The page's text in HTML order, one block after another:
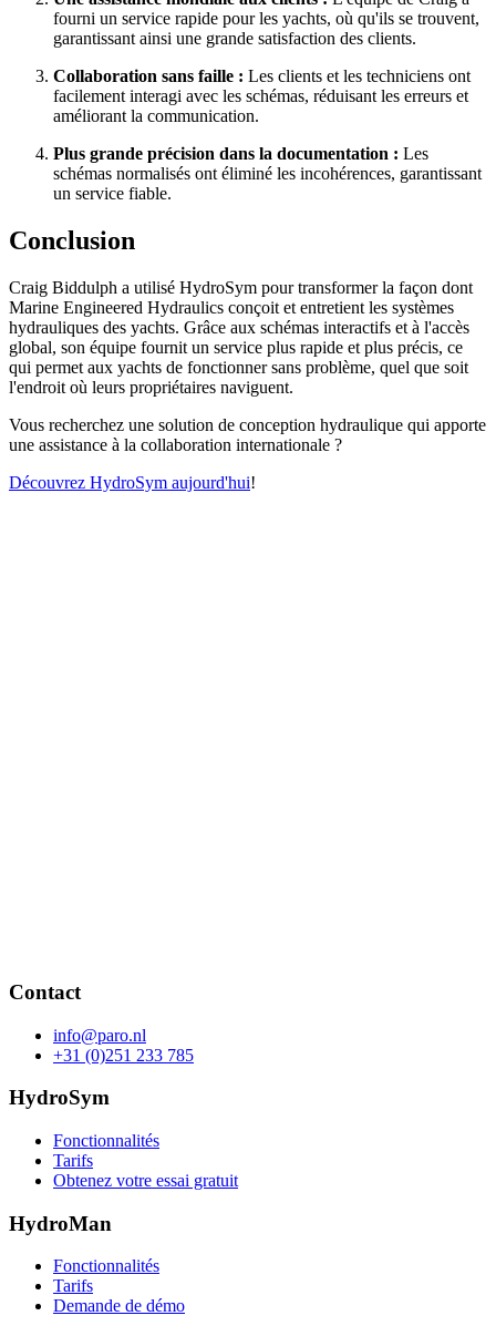
fourni un service rapide pour les yachts, où qu'ils se trouvent,
garantissant ainsi une grande satisfaction des clients.
Collaboration sans faille : Les clients et les techniciens ont
facilement interagi avec les schémas, réduisant les erreurs et
améliorant la communication.
Plus grande précision dans la documentation : Les
schémas normalisés ont éliminé les incohérences, garantissant
un service fiable.
Conclusion
Craig Biddulph a utilisé HydroSym pour transformer la façon dont
Marine Engineered Hydraulics conçoit et entretient les systèmes
hydrauliques des yachts. Grâce aux schémas interactifs et à l'accès
global, son équipe fournit un service plus rapide et plus précis, ce
qui permet aux yachts de fonctionner sans problème, quel que soit
l'endroit où leurs propriétaires naviguent.
Vous recherchez une solution de conception hydraulique qui apporte
une assistance à la collaboration internationale ?
Découvrez HydroSym aujourd'hui!
Contact
info@paro.nl
+31 (0)251 233 785
HydroSym
Fonctionnalités
Tarifs
Obtenez votre essai gratuit
HydroMan
Fonctionnalités
Tarifs
Demande de démo